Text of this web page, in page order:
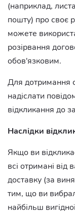
(наприклад,
пошту) про своє
можете
розірвання
обов'язковим.
Для дотримання
надіслати
відкликання до
Наслідки
Якщо ви
всі отримані
доставку (за
тим, що ви
найбільш